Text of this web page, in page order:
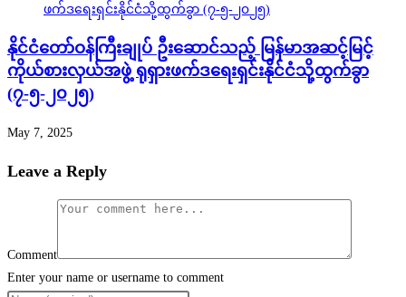
နိုင်ငံတော်ဝန်ကြီးချုပ် ဦးဆောင်သည့် မြန်မာအဆင့်မြင့်
ကိုယ်စားလှယ်အဖွဲ့ ရုရှားဖက်ဒရေးရှင်းနိုင်ငံသို့ထွက်ခွာ
(၇-၅-၂၀၂၅)
May 7, 2025
Leave a Reply
Comment
Enter your name or username to comment